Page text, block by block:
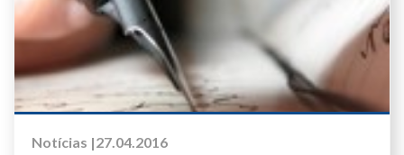
Notícias |27.04.2016